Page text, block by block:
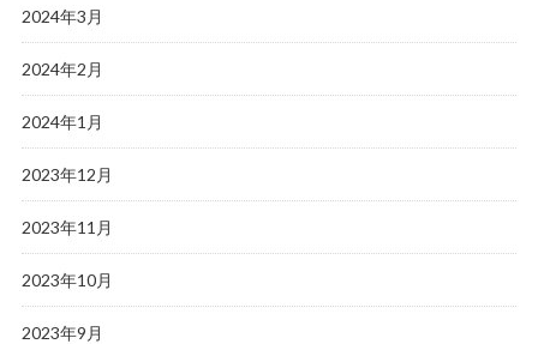
2024年3月
2024年2月
2024年1月
2023年12月
2023年11月
2023年10月
2023年9月